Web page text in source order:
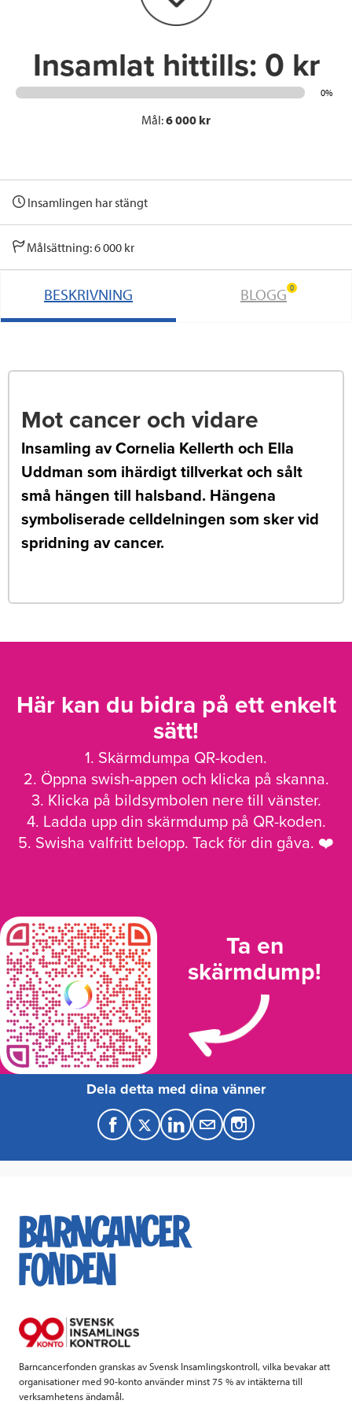
n
Insamlat hittills: 0 kr
0%
Mål:6 000 kr
Insamlingen har stängt
Målsättning: 6 000 kr
BESKRIVNING BLOGG 0
Mot cancer och vidare
Insamling av Cornelia Kellerth och Ella
Uddman som ihärdigt tillverkat och sålt
små hängen till halsband. Hängena
symboliserade celldelningen som sker vid
spridning av cancer.
Här kan du bidra på ett enkelt
sätt!
1. Skärmdumpa QR-koden.
2. Öppna swish-appen och klicka på skanna.
3. Klicka på bildsymbolen nere till vänster.
4. Ladda upp din skärmdump på QR-koden.
5. Swisha valfritt belopp. Tack för din gåva. ❤️
Ta en
skärmdump!
Dela detta med dina vänner
F
a
e
b
k
T
w
t
t
L
i
k
e
M
a
Barncancerfonden granskas av Svensk Insamlingskontroll, vilka bevakar att
organisationer med 90-konto använder minst 75 % av intäkterna till
verksamhetens ändamål.